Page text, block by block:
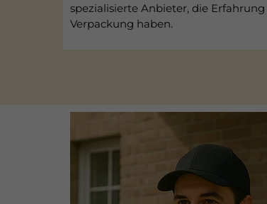
spezialisierte Anbieter, die
Verpackung haben.